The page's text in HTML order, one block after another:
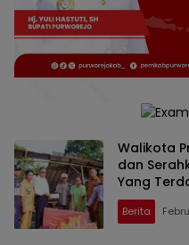
Walikota
dan
Yang
Berita